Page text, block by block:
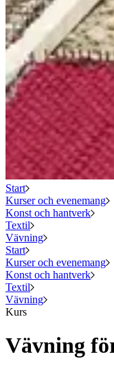
Start
Kurser och evenemang
Konst och hantverk
Textil
Vävning
Start
Kurser och evenemang
Konst och hantverk
Textil
Vävning
Kurs
Vävning